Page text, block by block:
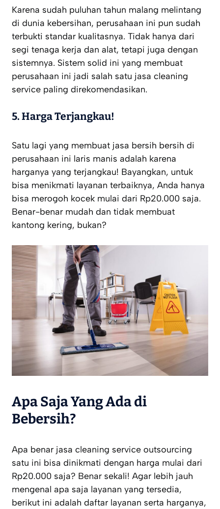
Karena sudah puluhan tahun malang melintang
di dunia kebersihan, perusahaan ini pun sudah
terbukti standar kualitasnya. Tidak hanya dari
segi tenaga kerja dan alat, tetapi juga dengan
sistemnya. Sistem solid ini yang membuat
perusahaan ini jadi salah satu jasa cleaning
service paling direkomendasikan.
5.Harga Terjangkau!
Satu lagi yang membuat jasa bersih bersih di
perusahaan ini laris manis adalah karena
harganya yang terjangkau! Bayangkan, untuk
bisa menikmati layanan terbaiknya, Anda hanya
bisa merogoh kocek mulai dari Rp20.000 saja.
Benar-benar mudah dan tidak membuat
kantong kering, bukan?
Apa Saja Yang Ada di
Bebersih?
Apa benar jasa cleaning service outsourcing
satu ini bisa dinikmati dengan harga mulai dari
Rp20.000 saja? Benar sekali! Agar lebih jauh
mengenal apa saja layanan yang tersedia,
berikut ini adalah daftar layanan serta harganya,